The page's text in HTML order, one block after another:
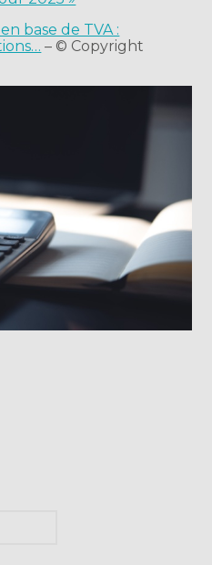
base de TVA :
– © Copyright